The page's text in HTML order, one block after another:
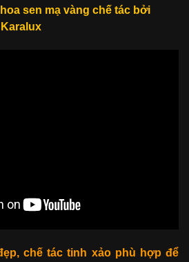
sen mạ vàng chế tác bởi
chế tác tinh xảo phù hợp để